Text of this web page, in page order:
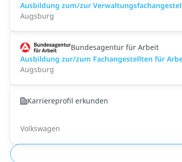
Ausbildung zum/zur
Augsburg
Bundesagentur für Arbeit
Ausbildung zur/zum Fachangestellten für
Augsburg
Karriereprofil erkunden
Volkswagen